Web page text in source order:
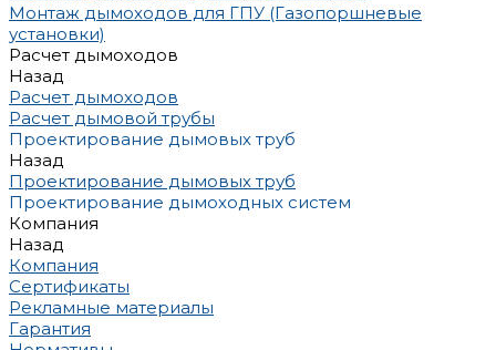
Монтаж дымоходов для ГПУ (Газопоршневые
установки)
Расчет дымоходов
Назад
Расчет дымоходов
Расчет дымовой трубы
Проектирование дымовых труб
Назад
Проектирование дымовых труб
Проектирование дымоходных систем
Компания
Назад
Компания
Сертификаты
Рекламные материалы
Гарантия